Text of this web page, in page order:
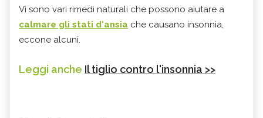
Vi sono vari rimedi naturali che possono aiutare a
calmare gli stati d'ansia che causano insonnia,
eccone alcuni.
Leggi anche Il tiglio contro l'insonnia >>